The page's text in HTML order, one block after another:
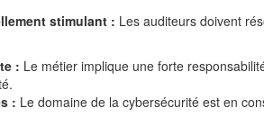
stimulant : Les auditeurs doivent
: Le métier implique une forte
: Le domaine de la cybersécurité est en